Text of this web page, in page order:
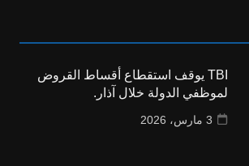
TBI يوقف استقطاع أقساط القروض
لموظفي الدولة خلال آذار.
3 مارس، 2026